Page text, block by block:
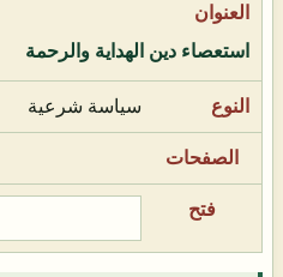
استعصاء دين الهداية والرحمة
سياسة شرعية